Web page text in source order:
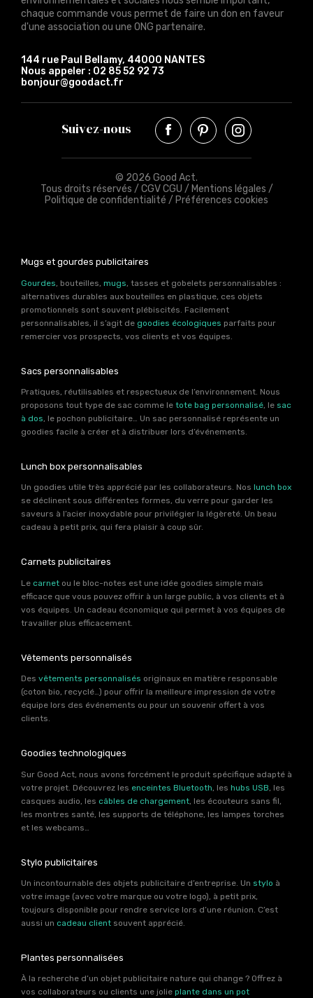
chaque commande vous permet de faire un don en faveur
d'une association ou une ONG partenaire.
144 rue Paul Bellamy, 44000 NANTES
Nous appeler : 02 85 52 92 73
bonjour@goodact.fr
Suivez-nous
© 2026 Good Act.
Tous droits réservés / CGV CGU / Mentions légales /
Politique de confidentialité / Préférences cookies
Mugs et gourdes publicitaires
Gourdes , bouteilles, mugs , tasses et gobelets personnalisables :
alternatives durables aux bouteilles en plastique, ces objets
promotionnels sont souvent plébiscités. Facilement
personnalisables, il s’agit de goodies écologiques parfaits pour
remercier vos prospects, vos clients et vos équipes.
Sacs personnalisables
Pratiques, réutilisables et respectueux de l’environnement. Nous
proposons tout type de sac comme le tote bag personnalisé, le sac
à dos, le pochon publicitaire… Un sac personnalisé représente un
goodies facile à créer et à distribuer lors d’événements.
Lunch box personnalisables
Un goodies utile très apprécié par les collaborateurs. Nos lunch box
se déclinent sous différentes formes, du verre pour garder les
saveurs à l’acier inoxydable pour privilégier la légèreté. Un beau
cadeau à petit prix, qui fera plaisir à coup sûr.
Carnets publicitaires
Le carnet ou le bloc-notes est une idée goodies simple mais
efficace que vous pouvez offrir à un large public, à vos clients et à
vos équipes. Un cadeau économique qui permet à vos équipes de
travailler plus efficacement.
Vêtements personnalisés
Des vêtements personnalisés originaux en matière responsable
(coton bio, recyclé…) pour offrir la meilleure impression de votre
équipe lors des événements ou pour un souvenir offert à vos
clients.
Goodies technologiques
Sur Good Act, nous avons forcément le produit spécifique adapté à
votre projet. Découvrez les enceintes Bluetooth , les hubs USB , les
casques audio, les câbles de chargement , les écouteurs sans fil,
les montres santé, les supports de téléphone, les lampes torches
et les webcams…
Stylo publicitaires
Un incontournable des objets publicitaire d’entreprise. Un stylo à
votre image (avec votre marque ou votre logo), à petit prix,
toujours disponible pour rendre service lors d’une réunion. C’est
aussi un cadeau client souvent apprécié.
Plantes personnalisées
À la recherche d’un objet publicitaire nature qui change ? Offrez à
vos collaborateurs ou clients une jolie plante dans un pot